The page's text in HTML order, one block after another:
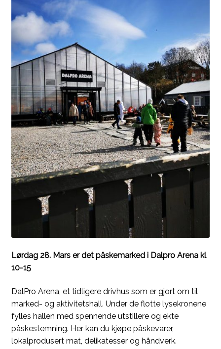
Lørdag 28. Mars er det påskemarked i Dalpro Arena kl
10-15
DalPro Arena, et tidligere drivhus som er gjort om til
marked- og aktivitetshall. Under de flotte lysekronene
fylles hallen med spennende utstillere og ekte
påskestemning. Her kan du kjøpe påskevarer,
lokalprodusert mat, delikatesser og håndverk.